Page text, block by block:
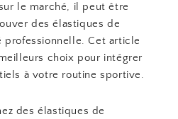
le marché, il peut être
des élastiques de
Cet article
choix pour intégrer
à votre routine sportive.
des élastiques de